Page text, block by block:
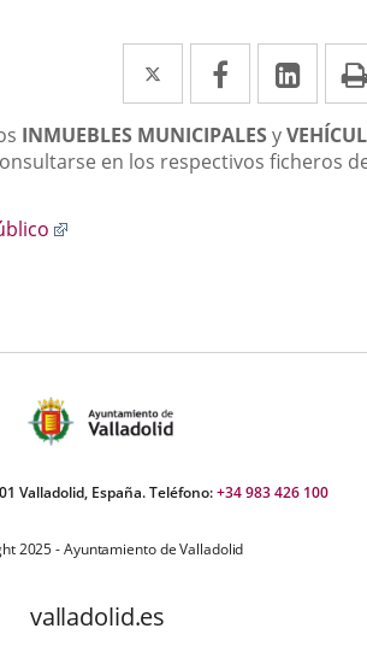
Twitter
Enlace
a
una
aplicación
Facebook
Enlace
a
una
a
una
INMUEBLES MUNICIPALESy
en los respectivos ficheros
Valladolid, España. Teléfono:+34 983 426 100
2025 - Ayuntamiento de Valladolid
valladolid.es